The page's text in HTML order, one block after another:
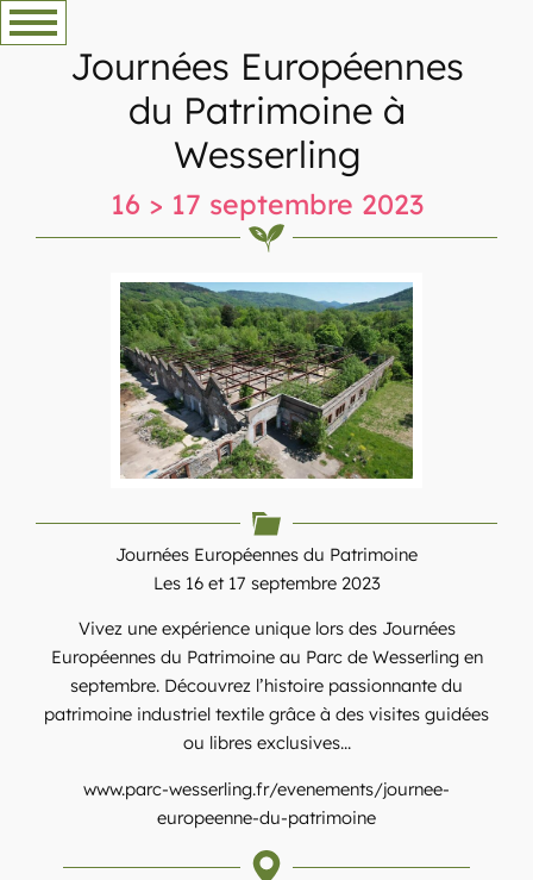
Aller
au
contenuJournées Européennes
du Patrimoine à
Wesserling
16 > 17 septembre 2023
Journées Européennes du Patrimoine
Les 16 et 17 septembre 2023
Vivez une expérience unique lors des Journées
Européennes du Patrimoine au Parc de Wesserling en
septembre. Découvrez l’histoire passionnante du
patrimoine industriel textile grâce à des visites guidées
ou libres exclusives...
www.parc-wesserling.fr/evenements/journee-
europeenne-du-patrimoine